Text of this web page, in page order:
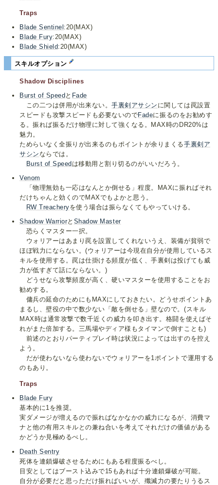
Traps
Blade Sentinel :20(MAX)
Blade Fury:20(MAX)
Blade Shield:20(MAX)
スキルオプション
Shadow Disciplines
Burst of Speed と Fade
この二つは併用が出来ない。手裏剣アサシン に関しては罠設置
スピードも攻撃スピードも必要ないのでFadeに振るのをお勧めす
る。振れば振るだけ物理に対して強くなる。MAX時のDR20%は
魅力。
ためらいなく全振りが出来るのもポイントが余りまくる手裏剣ア
サシン ならでは。
Burst of Speed は移動用と割り切るのがいいだろう。
Venom
「物理無効も一応はなんとか倒せる」程度。MAXに振ればそれ
だけちゃんと効くのでMAXでもよかと思う。
RW Treacheryを使う場合は振らなくてもやっていける。
Shadow Warriorと Shadow Master
恐らくマスター一択。
ウォリアーはあまり罠を設置してくれないうえ、装備が貧弱で
ほぼ戦力にならない。(ウォリアーは今現在自分が使用しているス
キルを使用する。罠は仕掛ける頻度が低く、手裏剣は投げても威
力が低すぎて話にならない。)
どうせなら攻撃頻度が高く、硬いマスターを使用することをお
勧めする。
傭兵の延命のためにもMAXにしておきたい。どうせポイントあ
まるし、壁役の中で数少ない「敵を倒せる」壁なので。(スキル
MAX時は通常攻撃で数千近くの威力を叩き出す。格闘を使えばそ
れがまた倍加する。三馬場やディア様もタイマンで倒すことも)
前述のとおりパーティプレイ時は状況によっては出すのを控え
よう。
だが使わないなら使わないでウォリアーを1ポイントで運用する
のもあり。
Traps
Blade Fury
基本的に1を推奨。
実ダメージが増えるので振ればなかなかの威力になるが、消費マ
ナと他の有用スキルとの兼ね合いを考えてそれだけの価値がある
かどうか見極めるべし。
Death Sentry
死体を連鎖爆破させるためにもある程度振るべし。
目安としてはブースト込みで15もあれば十分連鎖爆破が可能。
自分が必要だと思っただけ振ればいいが、殲滅力の要たりうるス